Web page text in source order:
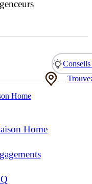
Conseils
Home
Home